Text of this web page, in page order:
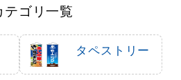
ゴリ一覧
タペストリー